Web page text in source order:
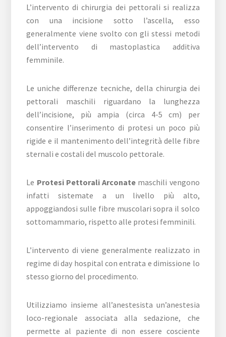
L’intervento di chirurgia dei pettorali si realizza
con una incisione sotto l’ascella, esso
generalmente viene svolto con gli stessi metodi
dell’intervento di mastoplastica additiva
femminile.
Le uniche differenze tecniche, della chirurgia dei
pettorali maschili riguardano la lunghezza
dell’incisione, più ampia (circa 4-5 cm) per
consentire l’inserimento di protesi un poco più
rigide e il mantenimento dell’integrità delle fibre
sternali e costali del muscolo pettorale.
Le Protesi Pettorali Arconate maschili vengono
infatti sistemate a un livello più alto,
appoggiandosi sulle fibre muscolari sopra il solco
sottomammario, rispetto alle protesi femminili.
L’intervento di viene generalmente realizzato in
regime di day hospital con entrata e dimissione lo
stesso giorno del procedimento.
Utilizziamo insieme all’anestesista un’anestesia
loco-regionale associata alla sedazione, che
permette al paziente di non essere cosciente